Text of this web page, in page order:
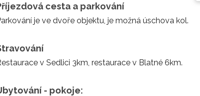
cesta a parkování
je ve dvoře objektu, je možná úschova kol.
v Sedlici 3km, restaurace v Blatné 6km.
- pokoje: